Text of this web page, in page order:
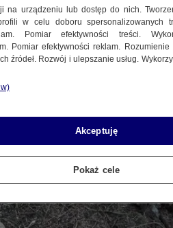
na urządzeniu lub dostęp do nich.
w celu doboru spersonalizowanych
Pomiar efektywności treści.
Pomiar efektywności reklam.
źródeł. Rozwój i ulepszanie usług.
Akceptuję
Pokaż cele